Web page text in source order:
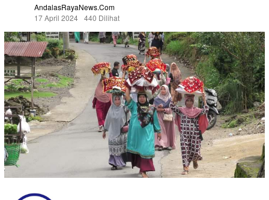
AndalasRayaNews.com
17 April 2024 440 Dilihat